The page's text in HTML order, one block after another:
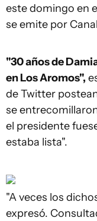
este domingo en
se emite por
"30 años de
en Los Aromos",
de Twitter
se
el presidente
estaba lista".
"A veces los
expresó.